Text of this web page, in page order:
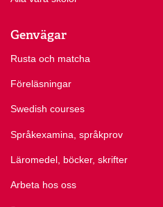
Genvägar
Rusta och matcha
Föreläsningar
Swedish courses
Språkexamina, språkprov
Läromedel, böcker, skrifter
Arbeta hos oss